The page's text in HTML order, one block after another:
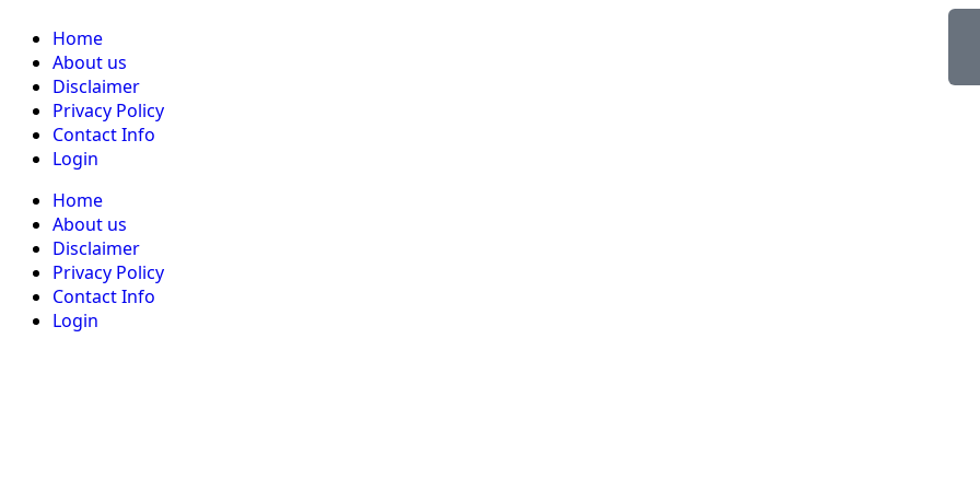
Home
About us
Disclaimer
Privacy Policy
Contact Info
Login
Home
About us
Disclaimer
Privacy Policy
Contact Info
Login